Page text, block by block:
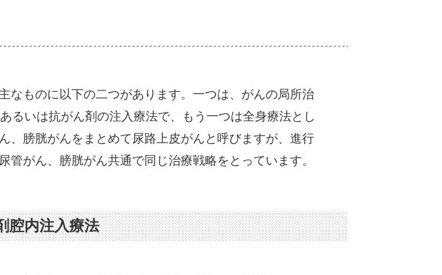
なものに以下の二つがあります。一つは、がんの局所治
るいは抗がん剤の注入療法で、もう一つは全身療法とし
、膀胱がんをまとめて尿路上皮がんと呼びますが、進行
管がん、膀胱がん共通で同じ治療戦略をとっています。
腔内注入療法